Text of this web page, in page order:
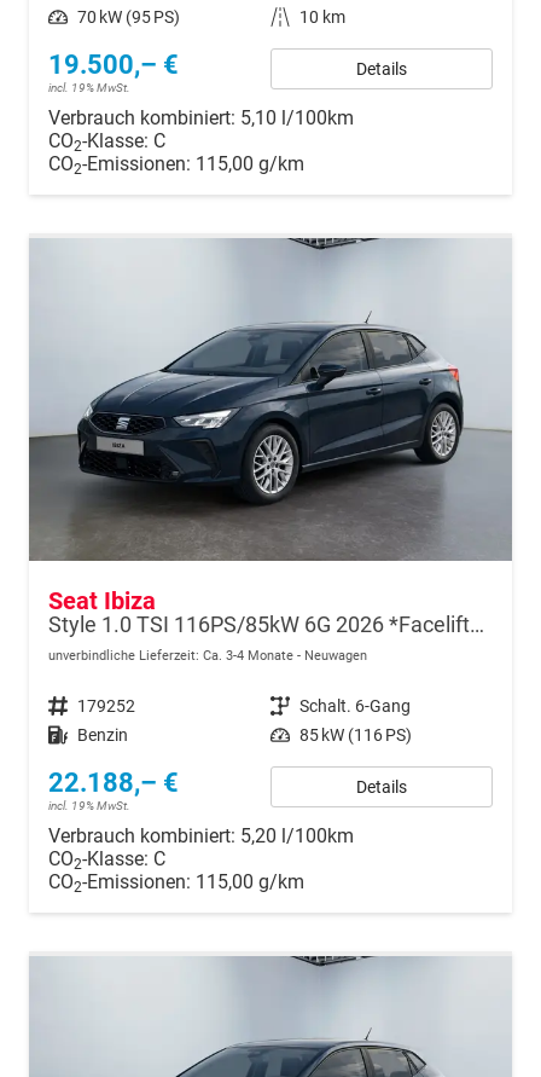
Leistung 70 kW (95 PS) Kilometerstand 10 km
19.500,– €
incl. 19% MwSt.
Details
Verbrauch kombiniert: 5,10 l/100km
CO2-Klasse: C
CO2-Emissionen: 115,00 g/km
Seat Ibiza
Style 1.0 TSI 116PS/85kW 6G 2026 *Faceliftet*
unverbindliche Lieferzeit: Ca. 3-4 Monate Neuwagen
Fahrzeugnr. 179252 Getriebe Schalt. 6-Gang
Kraftstoff Benzin Leistung 85 kW (116 PS)
22.188,– €
incl. 19% MwSt.
Details
Verbrauch kombiniert: 5,20 l/100km
CO2-Klasse: C
CO2-Emissionen: 115,00 g/km